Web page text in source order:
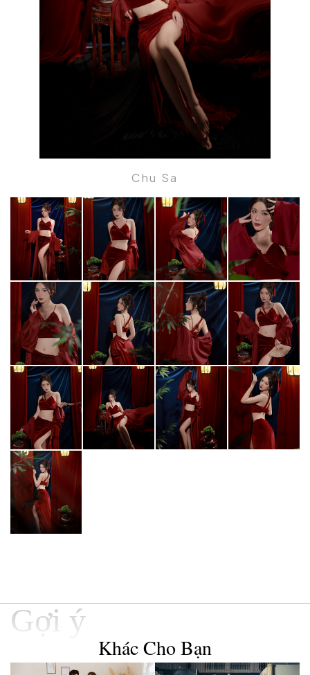
Chu Sa
Gợi ý
Khác Cho Bạn